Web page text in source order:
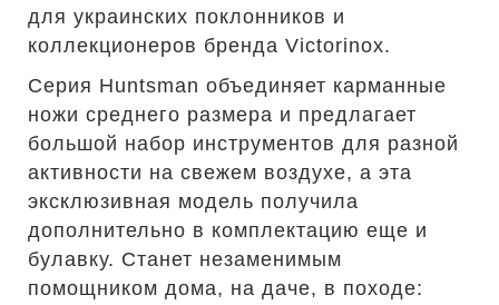
для украинских поклонников и
коллекционеров бренда Victorinox.
Серия Huntsman объединяет карманные
ножи среднего размера и предлагает
большой набор инструментов для разной
активности на свежем воздухе, а эта
эксклюзивная модель получила
дополнительно в комплектацию еще и
булавку. Станет незаменимым
помощником дома, на даче, в походе: